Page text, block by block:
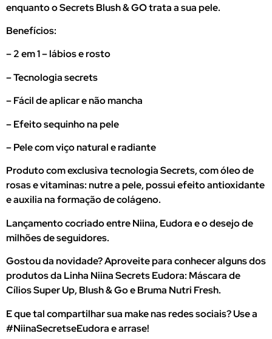
enquanto o Secrets Blush & GO trata a sua pele.
Benefícios:
– 2 em 1 – lábios e rosto
– Tecnologia secrets
– Fácil de aplicar e não mancha
– Efeito sequinho na pele
– Pele com viço natural e radiante
Produto com exclusiva tecnologia Secrets, com óleo de
rosas e vitaminas: nutre a pele, possui efeito antioxidante
e auxilia na formação de colágeno.
Lançamento cocriado entre Niina, Eudora e o desejo de
milhões de seguidores.
Gostou da novidade? Aproveite para conhecer alguns dos
produtos da Linha Niina Secrets Eudora: Máscara de
Cílios Super Up, Blush & Go e Bruma Nutri Fresh.
E que tal compartilhar sua make nas redes sociais? Use a
#NiinaSecretseEudora e arrase!